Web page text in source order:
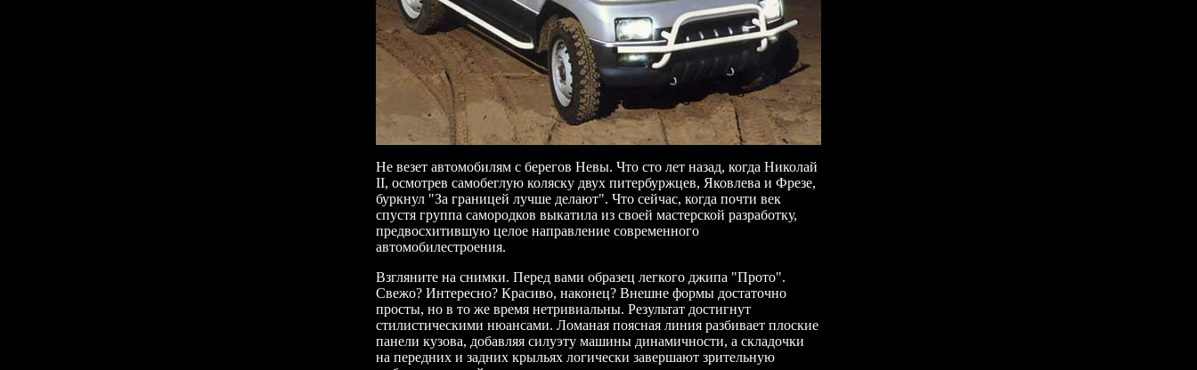
Не везет автомобилям с берегов Невы. Что сто лет назад, когда Николай
II, осмотрев самобеглую коляску двух питербуржцев, Яковлева и Фрезе,
буркнул "За границей лучше делают". Что сейчас, когда почти век
спустя группа самородков выкатила из своей мастерской разработку,
предвосхитившую целое направление современного
автомобилестроения.
Взгляните на снимки. Перед вами образец легкого джипа "Прото".
Свежо? Интересно? Красиво, наконец? Внешне формы достаточно
просты, но в то же время нетривиальны. Результат достигнут
стилистическими нюансами. Ломаная поясная линия разбивает плоские
панели кузова, добавляя силуэту машины динамичности, а складочки
на передних и задних крыльях логически завершают зрительную